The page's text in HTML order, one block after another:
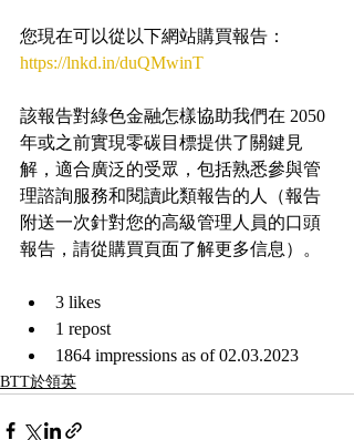
您現在可以從以下網站購買報告：
https://lnkd.in/duQMwinT
該報告對綠色金融怎樣協助我們在 2050
年或之前實現零碳目標提供了關鍵見
解，適合廣泛的受眾，包括熟悉參與管
理諮詢服務和閱讀此類報告的人（報告
附送一次針對您的高級管理人員的口頭
報告，請從購買頁面了解更多信息）。
3 likes
1 repost
1864 impressions as of 02.03.2023
BTT於領英